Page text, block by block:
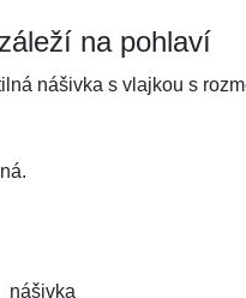
na pohlaví
nášivka s vlajkou s
nášivka